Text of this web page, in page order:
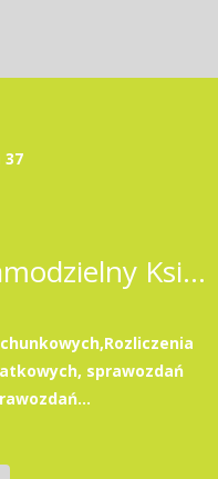
37
Samodzielna Księgowa / Samodzielny Księgowy
sprawozdań